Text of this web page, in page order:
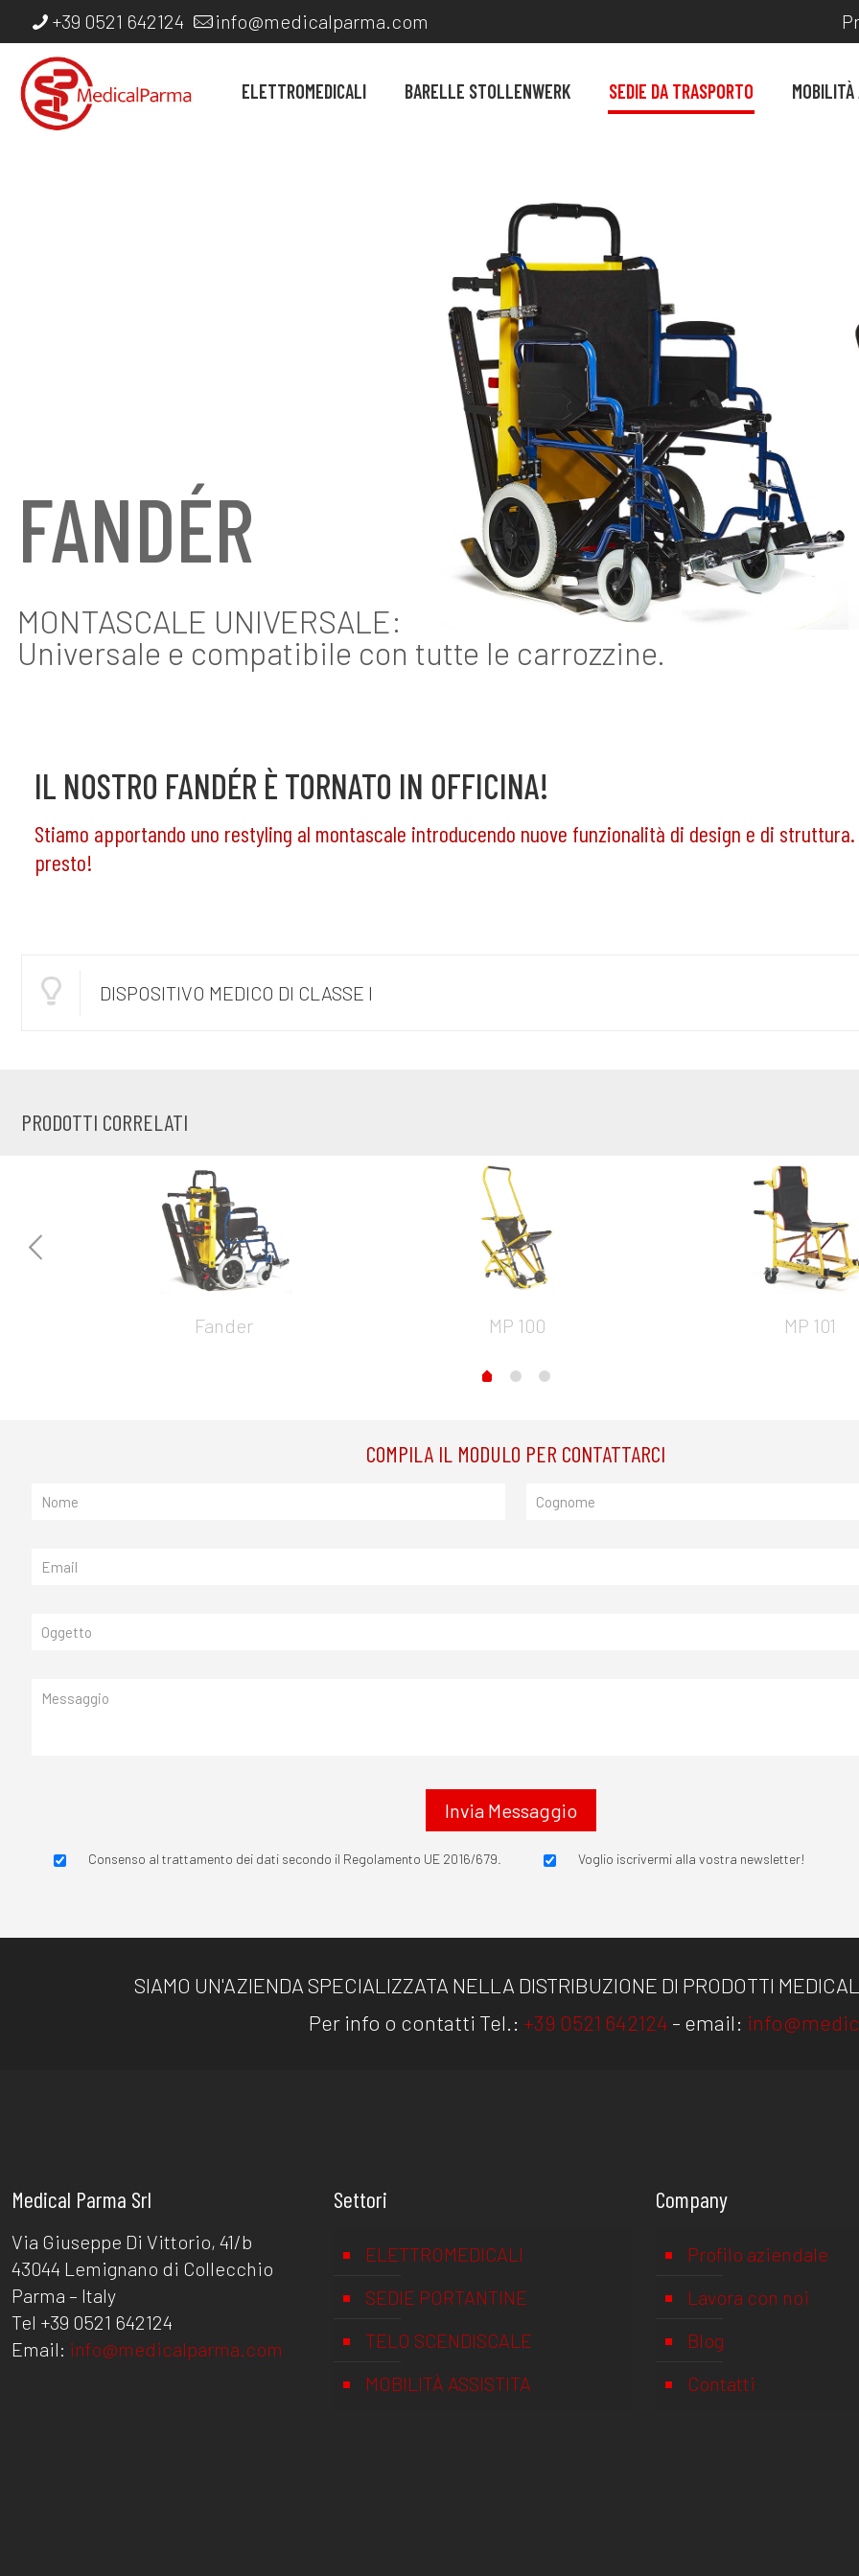
+39 0521 642124 info@medicalparma.com
ELETTROMEDICALI BARELLE STOLLENWERK SEDIE DA TRASPORTO
FANDÉR
MONTASCALE UNIVERSALE:
Universale e compatibile con tutte le carrozzine.
IL NOSTRO FANDÉR È TORNATO IN OFFICINA!
Stiamo apportando uno restyling al montascale introducendo nuove funzionalità di design e di
presto!
DISPOSITIVO MEDICO DI CLASSE I
PRODOTTI CORRELATI
Fander MP 100 MP 101
COMPILA IL MODULO PER CONTATTARCI
Consenso al trattamento dei dati secondo il Regolamento UE 2016/679. Voglio iscrivermi alla vostra newsletter!
SIAMO UN'AZIENDA SPECIALIZZATA NELLA DISTRIBUZIONE DI PRODOTTI
Per info o contatti Tel.: +39 0521 642124 - email:
Medical Parma Srl
Via Giuseppe Di Vittorio, 41/b
43044 Lemignano di Collecchio
Parma – Italy
Tel +39 0521 642124
Email: info@medicalparma.com
Settori
ELETTROMEDICALI
SEDIE PORTANTINE
TELO SCENDISCALE
MOBILITÀ ASSISTITA
Company
Profilo aziendale
Lavora con noi
Blog
Contatti